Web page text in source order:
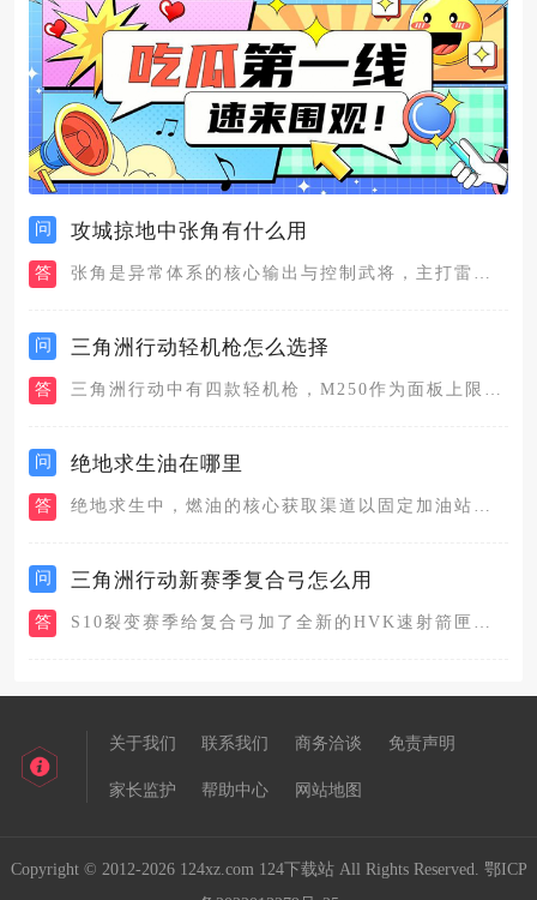
问 攻城掠地中张角有什么用
答
问 三角洲行动轻机枪怎么选择
答
问 绝地求生油在哪里
答
问 三角洲行动新赛季复合弓怎么用
答
关于我们 联系我们 商务洽谈 免责声明
家长监护 帮助中心 网站地图
Copyright © 2012-2026 124xz.com 124下载站 All Rights Reserved. 鄂ICP